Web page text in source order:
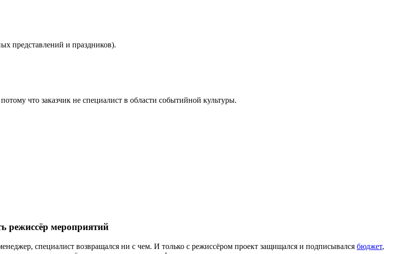
представлений и праздников).
что заказчик не специалист в области событийной культуры.
режиссёр мероприятий
специалист возвращался ни с чем. И только с режиссёром проект защищался и подписывался бюджет,